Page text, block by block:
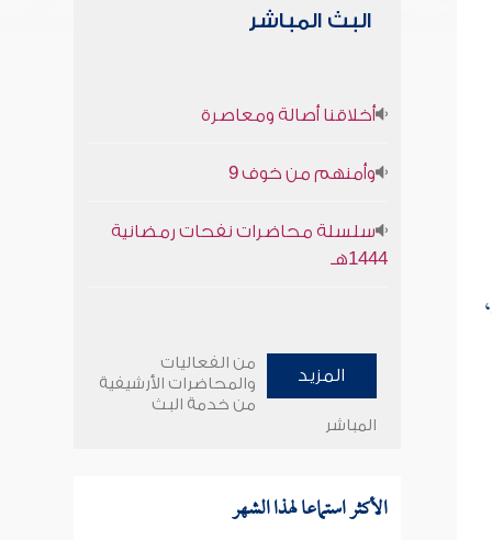
البث المباشر
أخلاقنا أصالة ومعاصرة
وأمنهم من خوف 9
سلسلة محاضرات نفحات رمضانية
1444هـ
المزيد
من الفعاليات
والمحاضرات الأرشيفية
من خدمة البث
المباشر
الأكثر استماعا لهذا الشهر